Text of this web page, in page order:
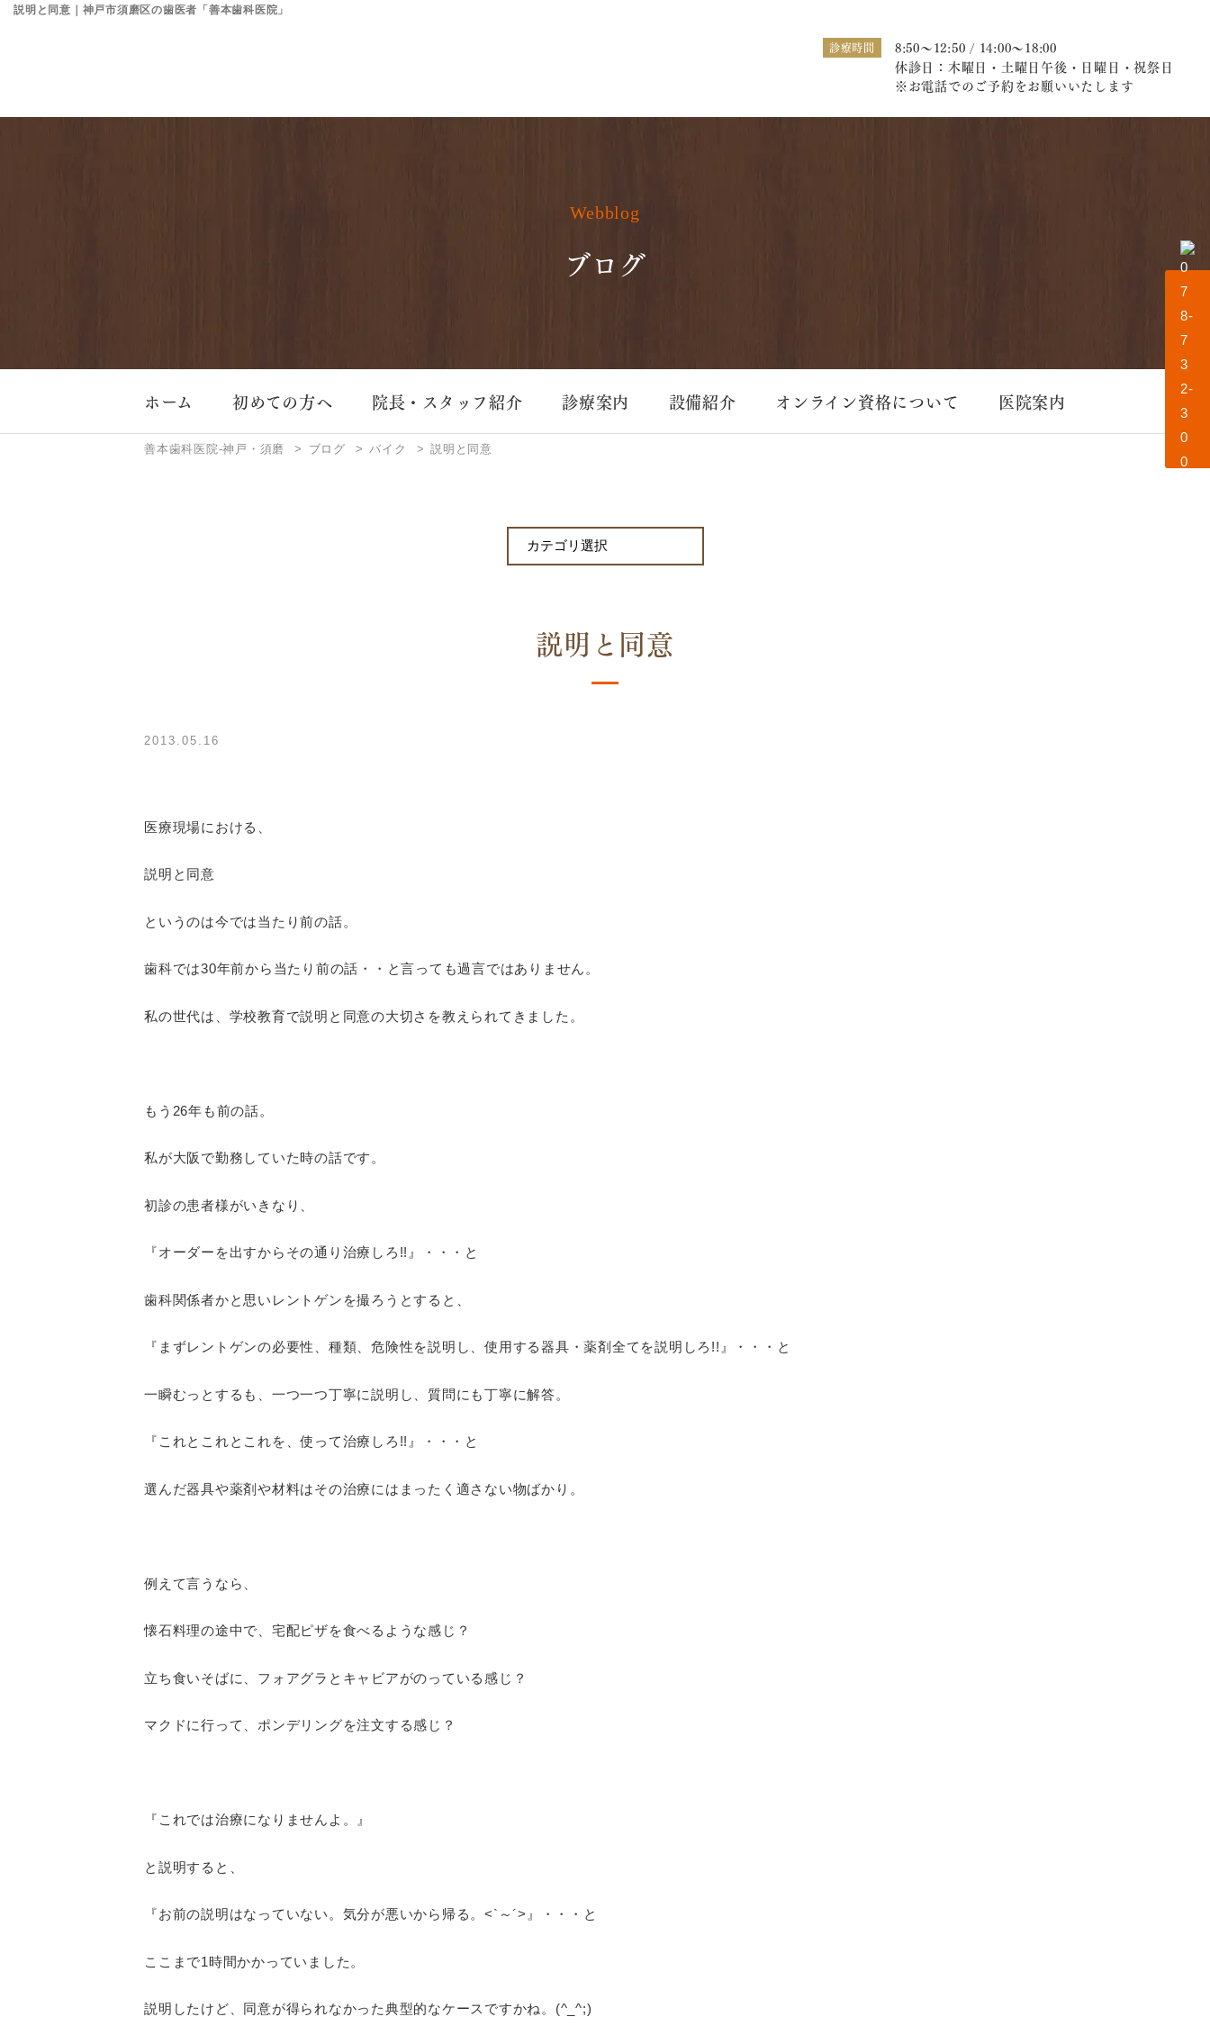
説明と同意｜神戸市須磨区の歯医者「善本歯科医院」
診療時間
8:50～12:50 / 14:00～18:00
休診日：木曜日・土曜日午後・日曜日・祝祭日
※お電話でのご予約をお願いいたします
Webblog
ブログ
ホーム 初めての方へ 院長・スタッフ紹介 診療案内 設備紹介 オンライン資格について 医院案内
善本歯科医院-神戸・須磨 ブログ バイク 説明と同意
説明と同意
2013.05.16
医療現場における、
説明と同意
というのは今では当たり前の話。
歯科では30年前から当たり前の話・・と言っても過言ではありません。
私の世代は、学校教育で説明と同意の大切さを教えられてきました。
もう26年も前の話。
私が大阪で勤務していた時の話です。
初診の患者様がいきなり、
『オーダーを出すからその通り治療しろ!!』・・・と
歯科関係者かと思いレントゲンを撮ろうとすると、
『まずレントゲンの必要性、種類、危険性を説明し、使用する器具・薬剤全てを説明しろ!!』・・・と
一瞬むっとするも、一つ一つ丁寧に説明し、質問にも丁寧に解答。
『これとこれとこれを、使って治療しろ!!』・・・と
選んだ器具や薬剤や材料はその治療にはまったく適さない物ばかり。
例えて言うなら、
懐石料理の途中で、宅配ピザを食べるような感じ？
立ち食いそばに、フォアグラとキャビアがのっている感じ？
マクドに行って、ポンデリングを注文する感じ？
『これでは治療になりませんよ。』
と説明すると、
『お前の説明はなっていない。気分が悪いから帰る。<`～´>』・・・と
ここまで1時間かかっていました。
説明したけど、同意が得られなかった典型的なケースですかね。(^_^;)